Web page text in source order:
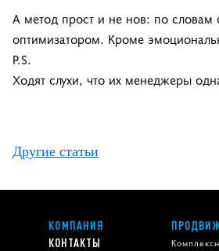
А метод прост и не нов: по словам
оптимизатором. Кроме
P.S.
Ходят слухи, что их менеджеры
Другие статьи
КОМПАНИЯ
КОНТАКТЫ